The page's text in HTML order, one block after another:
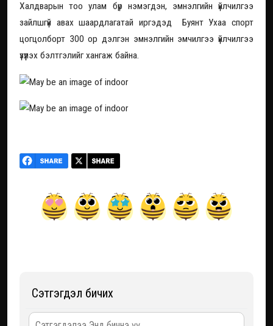
Халдварын тоо улам бүр нэмэгдэн, эмнэлгийн үйлчилгээ
зайлшгүй авах шаардлагатай иргэдэд Буянт Ухаа спорт
цогцолборт 300 ор дэлгэн эмнэлгийн эмчилгээ үйлчилгээ
үзүүлэх бэлтгэлийг хангаж байна.
Сэтгэгдэл бичих